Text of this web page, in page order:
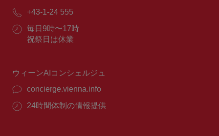
ー
ル：
電
番
号：
+43-1-24 555
営
業
毎日9時〜17時
祝祭日は休業
ウィーンAIコンシェルジュ
concierge.vienna.info
24時間体制の情報提供